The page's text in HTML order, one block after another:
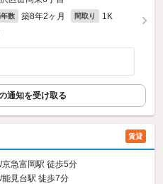
数 築8年2ヶ月 間取り 1K
通知を受け取る
賃貸
急富岡駅 徒歩5分
見台駅 徒歩7分